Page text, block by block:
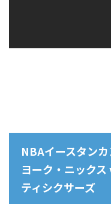
NBAイースタン
ヨーク・ニック
ティシクサーズ